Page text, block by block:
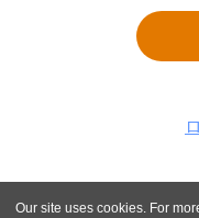
Our site uses cookies. For